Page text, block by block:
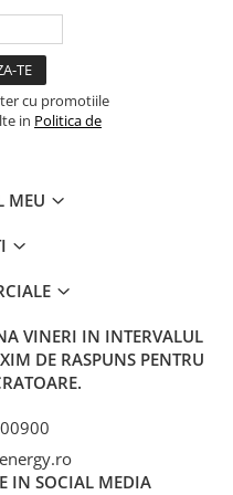
50kWh
1
PVC
PVC
Negru)
200
mm²
cu promotiile
in Politica de
MEU
VINERI IN INTERVALUL
DE RASPUNS PENTRU
IN SOCIAL MEDIA